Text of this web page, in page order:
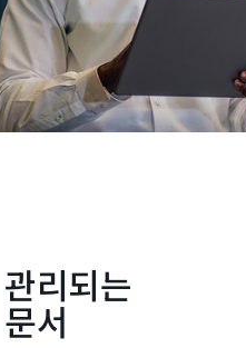
리되는
서